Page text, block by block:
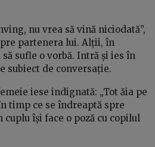
nu vrea să vină niciodată”,
partenera lui. Alții, în
sufle o vorbă. Intră și ies în
subiect de conversație.
iese indignată: „Tot ăia pe
timp ce se îndreaptă spre
cuplu își face o poză cu copilul